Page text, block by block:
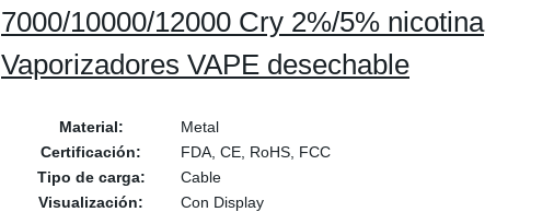
7000/10000/12000 Cry 2%/5% nicotina
Vaporizadores VAPE desechable
Material:
Metal
Certificación:
FDA, CE, RoHS, FCC
Tipo de carga:
Cable
Visualización:
Con Display